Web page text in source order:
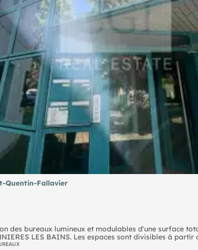
Quentin-Fallavier
des bureaux lumineux et modulables d'une surface
LES BAINS. Les espaces sont divisibles à
de votre activité. Idéalement implantés dans un cadre